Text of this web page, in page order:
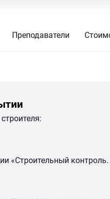
Преподаватели
«Строительный контроль.